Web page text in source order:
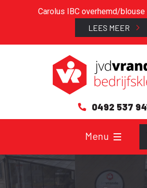
Carolus IBC overhemd/
LEES MEER
0492 537